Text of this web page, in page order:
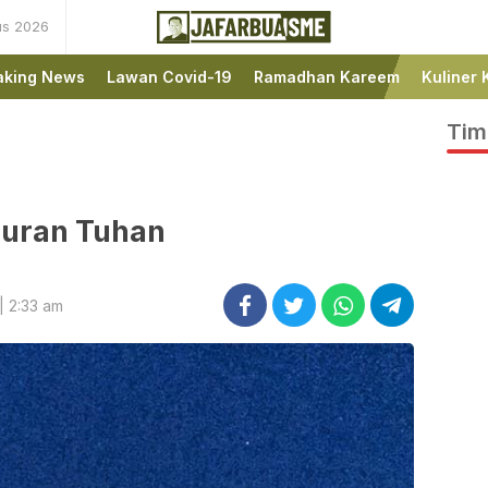
2026
JafarBua
Ini bukan Media Online,
Ini Jafarbuaisme.com
News
Lawan Covid-19 Ramadhan Kareem Kuliner
Tuhan
2:33 am